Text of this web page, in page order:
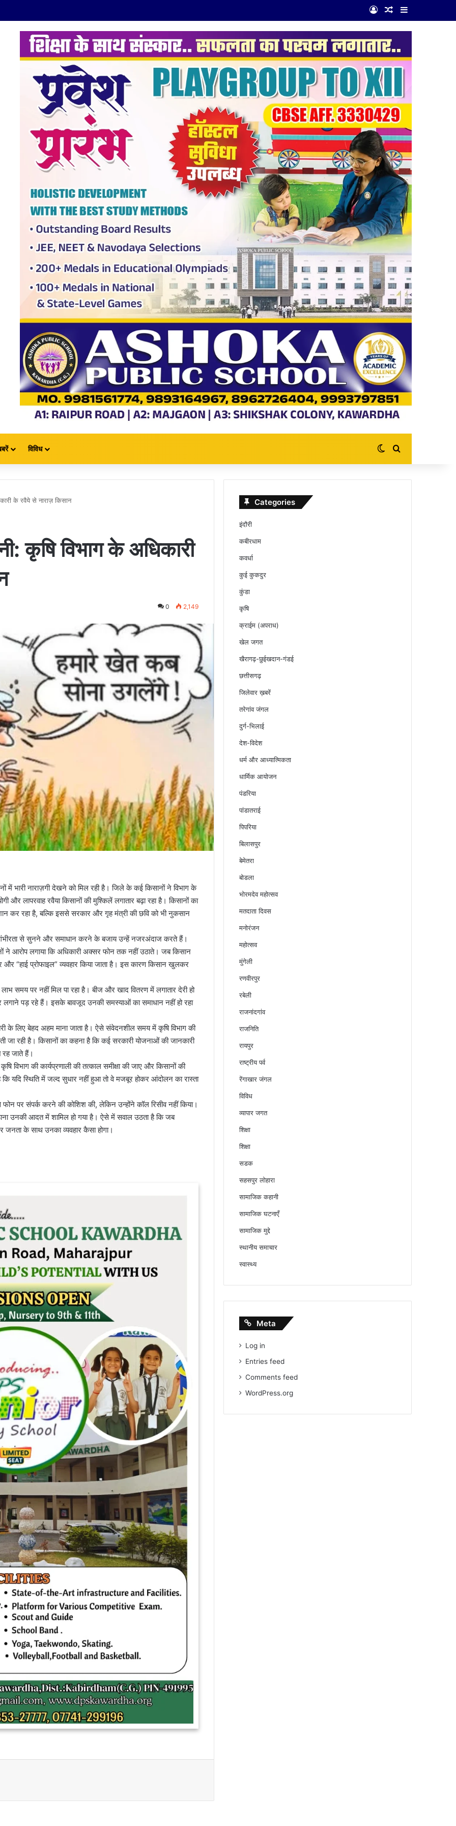
Log InRandom Article
Sidebar
विविध Switch skin
Search for
के रवैये से नाराज़ किसान
कृषि विभाग के अधिकारी
0 2,149
में भारी नाराज़गी देखने को मिल रही है। जिले के कई किसानों ने विभाग के
लापरवाह रवैया किसानों की मुश्किलें लगातार बढ़ा रहा है। किसानों का
कर रहा है, बल्कि इससे सरकार और गृह मंत्री की छवि को भी नुकसान
से सुनने और समाधान करने के बजाय उन्हें नजरअंदाज करते हैं।
आरोप लगाया कि अधिकारी अक्सर फोन तक नहीं उठाते। जब किसान
“हाई प्रोफाइल” व्यवहार किया जाता है। इस कारण किसान खुलकर
समय पर नहीं मिल पा रहा है। बीज और खाद वितरण में लगातार देरी हो
लगाने पड़ रहे हैं। इसके बावजूद उनकी समस्याओं का समाधान नहीं हो रहा
के लिए बेहद अहम माना जाता है। ऐसे संवेदनशील समय में कृषि विभाग की
जा रही है। किसानों का कहना है कि कई सरकारी योजनाओं की जानकारी
रह जाते हैं।
विभाग की कार्यप्रणाली की तत्काल समीक्षा की जाए और किसानों की
यदि स्थिति में जल्द सुधार नहीं हुआ तो वे मजबूर होकर आंदोलन का रास्ता
पर संपर्क करने की कोशिश की, लेकिन उन्होंने कॉल रिसीव नहीं किया।
उनकी आदत में शामिल हो गया है। ऐसे में सवाल उठता है कि जब
जनता के साथ उनका व्यवहार कैसा होगा।
Categories
इंदौरी
कबीरधाम
कवर्धा
कुई कुकदुर
कुंडा
कृषि
क्राईम (अपराध)
खेल जगत
खैरागढ़-छुईखदान-गंडई
छत्तीसगढ़
जिलेवार ख़बरें
तरेगांव जंगल
दुर्ग-भिलाई
देश-विदेश
धर्म और आध्यात्मिकता
धार्मिक आयोजन
पंडरिया
पांडातराई
पिपरिया
बिलासपुर
बेमेतरा
बोडला
भोरमदेव महोत्सव
मतदाता दिवस
मनोरंजन
महोत्सव
मुंगेली
रणवीरपुर
रबेली
राजनांदगांव
राजनिति
रायपुर
राष्ट्रीय पर्व
रेंगाखार जंगल
विविध
व्यापार जगत
शिक्षा
शिक्षा
सडक
सहसपुर लोहारा
सामाजिक कहानी
सामाजिक घटनाएँ
सामाजिक मुद्दे
स्थानीय समाचार
स्वास्थ्य
Meta
Log in
Entries feed
Comments feed
WordPress.org